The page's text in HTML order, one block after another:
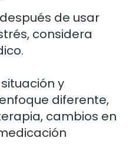
de usar
considera
y
diferente,
cambios en